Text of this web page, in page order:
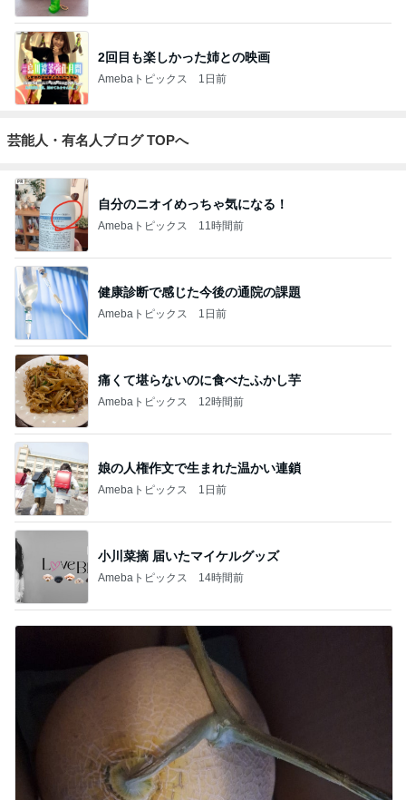
2回目も楽しかった姉との映画
Amebaトピックス 1日前
芸能人・有名人ブログ TOPへ
自分のニオイめっちゃ気になる！
Amebaトピックス 11時間前
健康診断で感じた今後の通院の課題
Amebaトピックス 1日前
痛くて堪らないのに食べたふかし芋
Amebaトピックス 12時間前
娘の人権作文で生まれた温かい連鎖
Amebaトピックス 1日前
小川菜摘 届いたマイケルグッズ
Amebaトピックス 14時間前